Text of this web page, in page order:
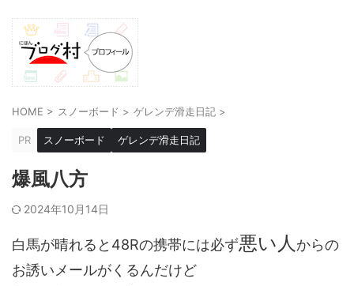
HOME > スノーボード > ゲレンデ滑走日記 >
PR スノーボード ゲレンデ滑走日記
爆風八方
2024年10月14日
白馬が晴れると48Rの携帯には必ず悪い人 からの
お誘いメールがくるんだけど